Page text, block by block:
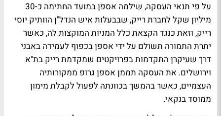
על פי תנאי העסקה, שילמה אספן במועד החתימה כ-30
מיליון שקל לחברת רייק, שבבעלות איש הנדל"ן הוותיק יוסי
רייק, וזאת כנגד הקצאת כלל המניות המוקצות לה, כאשר
יתרת התמורה תשולם על ידי אספן בכפוף לעמידה באבני
דרך שעיקרן התקדמות בפרויקטים שמקדמת רייק בת"א
וירושלים. את העסקה תממן אספן גרופ ממקורותיה
העצמיים, כאשר בהמשך בכוונתה לפעול לקבלת מימון
ממוסד בנקאי.